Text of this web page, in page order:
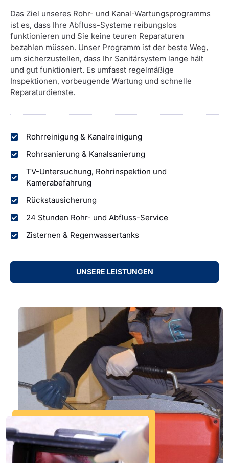
Das Ziel unseres Rohr- und Kanal-Wartungsprogramms
ist es, dass Ihre Abfluss-Systeme reibungslos
funktionieren und Sie keine teuren Reparaturen
bezahlen müssen. Unser Programm ist der beste Weg,
um sicherzustellen, dass Ihr Sanitärsystem lange hält
und gut funktioniert. Es umfasst regelmäßige
Inspektionen, vorbeugende Wartung und schnelle
Reparaturdienste.
Rohrreinigung & Kanalreinigung
Rohrsanierung & Kanalsanierung
TV-Untersuchung, Rohrinspektion und
Kamerabefahrung
Rückstausicherung
24 Stunden Rohr- und Abfluss-Service
Zisternen & Regenwassertanks
UNSERE LEISTUNGEN